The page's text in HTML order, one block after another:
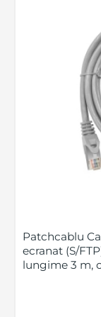
Patchcablu
ecranat (S/
lungime 3 m,